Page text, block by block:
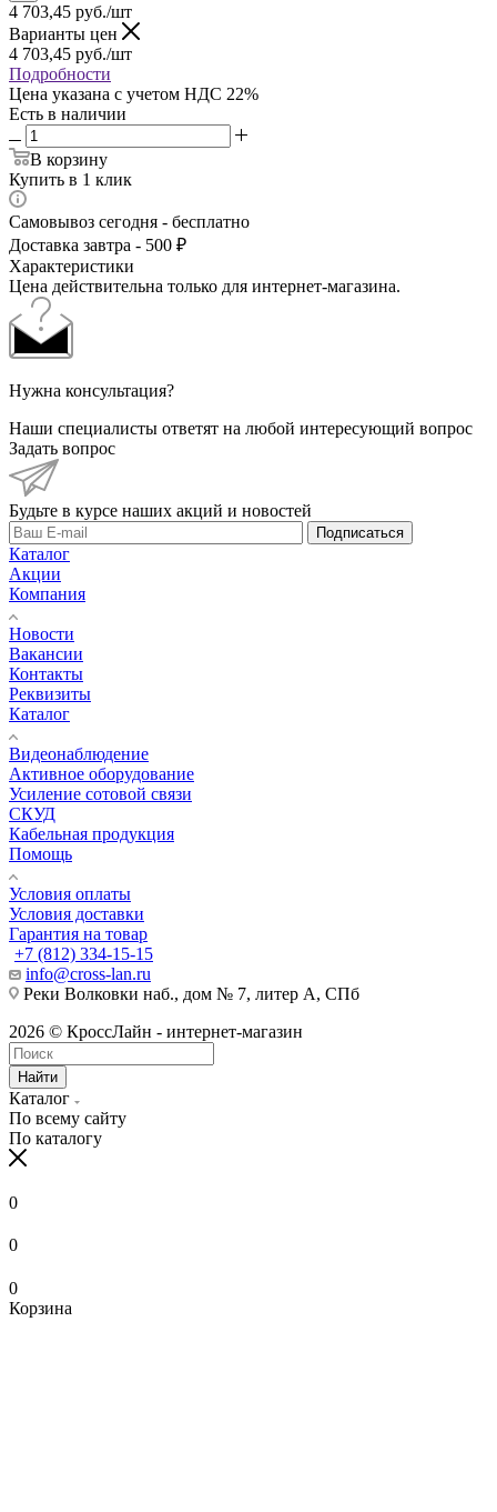
4 703,45 руб./шт
Варианты цен
4 703,45 руб./шт
Подробности
Цена указана с учетом НДС 22%
Есть в наличии
В корзину
Купить в 1 клик
Самовывоз сегодня - бесплатно
Доставка завтра - 500 ₽
Характеристики
Цена действительна только для интернет-магазина.
Нужна консультация?
Наши специалисты ответят на любой интересующий вопрос
Задать вопрос
Будьте в курсе наших акций и новостей
Подписаться
Каталог
Акции
Компания
Новости
Вакансии
Контакты
Реквизиты
Каталог
Видеонаблюдение
Активное оборудование
Усиление сотовой связи
СКУД
Кабельная продукция
Помощь
Условия оплаты
Условия доставки
Гарантия на товар
+7 (812) 334-15-15
info@cross-lan.ru
Реки Волковки наб., дом № 7, литер А, СПб
2026 © КроссЛайн - интернет-магазин
Найти
Каталог
По всему сайту
По каталогу
0
0
0
Корзина